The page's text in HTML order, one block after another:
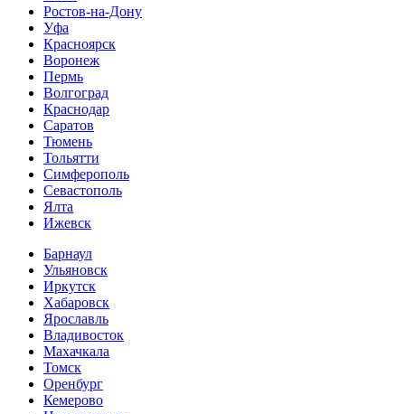
Ростов-на-Дону
Уфа
Красноярск
Воронеж
Пермь
Волгоград
Краснодар
Саратов
Тюмень
Тольятти
Симферополь
Севастополь
Ялта
Ижевск
Барнаул
Ульяновск
Иркутск
Хабаровск
Ярославль
Владивосток
Махачкала
Томск
Оренбург
Кемерово